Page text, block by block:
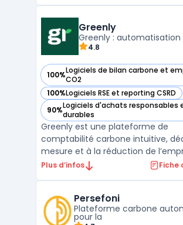
émissions carbone, couvrant à la
émissions dire ...
Greenly
Greenly : automatisation
4.8
100%Logiciels de bilan carbone et
CO2
— voir Greenly dans cette catégorie
100%Logiciels RSE et reporting CSRD
— voir Greenly dans cette catégorie
90%Logiciels d'achats responsables
durables
— voir Greenly dans cette catégorie
Greenly est une plateforme de
comptabilité carbone intuitive,
mesure et à la réduction de
carbone des entreprises. Elle
données variées (consommation
énergétique, déplacements, etc.),
Plus d’infos Fiche
Persefoni
Plateforme carbone
pour la